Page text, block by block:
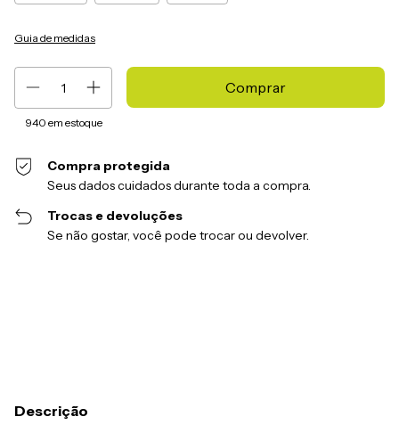
Guia de medidas
940 em estoque
Compra protegida
Seus dados cuidados durante toda a compra.
Trocas e devoluções
Se não gostar, você pode trocar ou devolver.
Descrição